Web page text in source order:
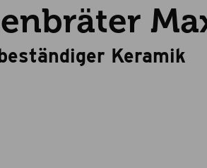
Keramik